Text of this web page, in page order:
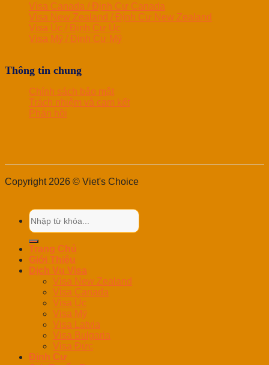
Visa Canada / Định Cư Canada
Visa New Zealand / Định Cư New Zealand
Visa Úc / Định Cư Úc
Visa Mỹ / Định Cư Mỹ
Thông tin chung
Chính sách bảo mật
Trách nhiệm và cam kết
Phản hồi
Copyright 2026 © Viet's Choice
Trang Chủ
Giới Thiệu
Dịch Vụ Visa
Visa New Zealand
Visa Canada
Visa Úc
Visa Mỹ
Visa Latvia
Visa Bulgaria
Visa Đức
Định Cư